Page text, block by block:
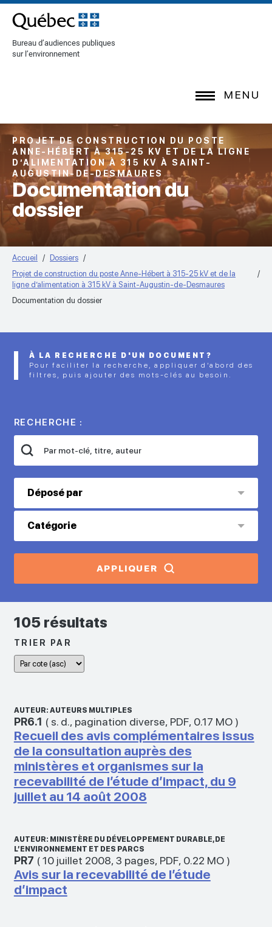
[Common.SkipToContent]
Bureau d’audiences publiques
sur l’environnement
MENU
PROJET DE CONSTRUCTION DU POSTE
ANNE-HÉBERT À 315-25 KV ET DE LA LIGNE
D’ALIMENTATION À 315 KV À SAINT-
AUGUSTIN-DE-DESMAURES
Documentation du
dossier
Accueil
Dossiers
Projet de construction du poste Anne-Hébert à 315-25 kV et de la
ligne d’alimentation à 315 kV à Saint-Augustin-de-Desmaures
Documentation du dossier
À LA RECHERCHE D'UN DOCUMENT?
Pour faciliter la recherche, appliquer d’abord des
filtres, puis ajouter des mots-clés au besoin.
RECHERCHE :
Déposé par
Catégorie
APPLIQUER
105 résultats
TRIER PAR
AUTEUR: AUTEURS MULTIPLES
PR6.1 ( s. d., pagination diverse, PDF, 0.17 MO)
Recueil des avis complémentaires issus
de la consultation auprès des
ministères et organismes sur la
recevabilité de l’étude d’impact, du 9
juillet au 14 août 2008
AUTEUR: MINISTÈRE DU DÉVELOPPEMENT DURABLE, DE
L’ENVIRONNEMENT ET DES PARCS
PR7 (10 juillet 2008, 3 pages, PDF, 0.22 MO)
Avis sur la recevabilité de l’étude
d’impact